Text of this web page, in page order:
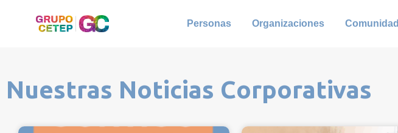
Personas Organizaciones Comunidad
Nuestras Noticias Corporativas